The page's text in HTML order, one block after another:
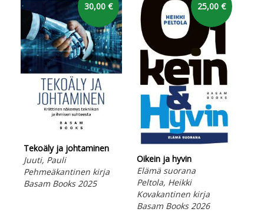
30,00 €
Tekoäly ja johtaminen
Juuti, Pauli
Pehmeäkantinen kirja
Basam Books 2025
25,00 €
Oikein ja hyvin
Elämä suorana
Peltola, Heikki
Kovakantinen kirja
Basam Books 2026